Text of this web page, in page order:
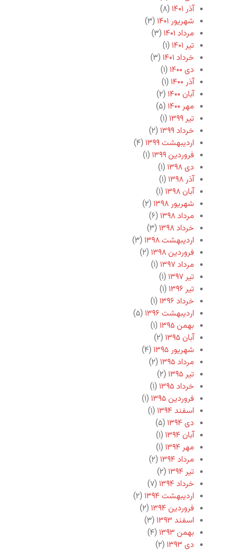
آذر ۱۴۰۱
(۸)
شهریور ۱۴۰۱
(۳)
مرداد ۱۴۰۱
(۳)
تیر ۱۴۰۱
(۱)
خرداد ۱۴۰۱
(۳)
دی ۱۴۰۰
(۱)
آذر ۱۴۰۰
(۱)
آبان ۱۴۰۰
(۲)
مهر ۱۴۰۰
(۵)
تیر ۱۳۹۹
(۱)
خرداد ۱۳۹۹
(۲)
اردیبهشت ۱۳۹۹
(۴)
فروردین ۱۳۹۹
(۱)
دی ۱۳۹۸
(۱)
آذر ۱۳۹۸
(۱)
آبان ۱۳۹۸
(۱)
شهریور ۱۳۹۸
(۲)
مرداد ۱۳۹۸
(۶)
خرداد ۱۳۹۸
(۳)
اردیبهشت ۱۳۹۸
(۳)
فروردین ۱۳۹۸
(۲)
مرداد ۱۳۹۷
(۱)
تیر ۱۳۹۷
(۱)
تیر ۱۳۹۶
(۱)
خرداد ۱۳۹۶
(۱)
اردیبهشت ۱۳۹۶
(۵)
بهمن ۱۳۹۵
(۱)
آبان ۱۳۹۵
(۲)
شهریور ۱۳۹۵
(۴)
مرداد ۱۳۹۵
(۲)
تیر ۱۳۹۵
(۲)
خرداد ۱۳۹۵
(۱)
فروردین ۱۳۹۵
(۱)
اسفند ۱۳۹۴
(۱)
دی ۱۳۹۴
(۵)
آبان ۱۳۹۴
(۱)
مهر ۱۳۹۴
(۱)
مرداد ۱۳۹۴
(۲)
تیر ۱۳۹۴
(۲)
خرداد ۱۳۹۴
(۷)
اردیبهشت ۱۳۹۴
(۲)
فروردین ۱۳۹۴
(۲)
اسفند ۱۳۹۳
(۳)
بهمن ۱۳۹۳
(۴)
دی ۱۳۹۳
(۲)